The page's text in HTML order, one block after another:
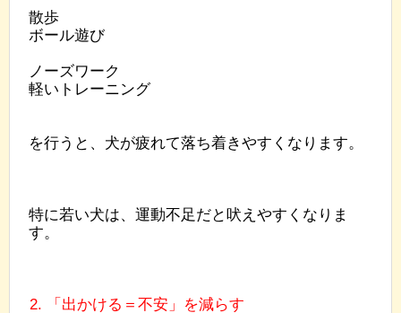
散歩
ボール遊び
ノーズワーク
軽いトレーニング
を行うと、犬が疲れて落ち着きやすくなります。
特に若い犬は、運動不足だと吠えやすくなりま
す。
2. 「出かける＝不安」を減らす